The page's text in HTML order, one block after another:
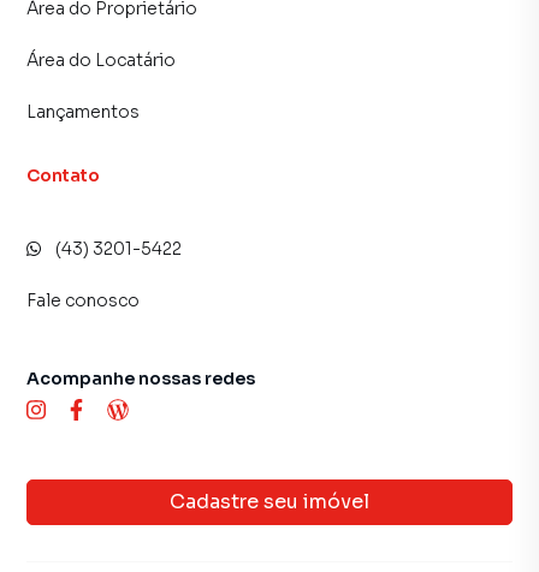
Área do Proprietário
Área do Locatário
Lançamentos
Contato
(43) 3201-5422
Fale conosco
Cadastre seu imóvel
Acompanhe nossas redes